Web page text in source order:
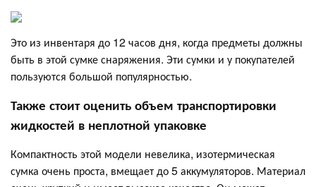
Это из инвентаря до 12 часов дня, когда предметы должны
быть в этой сумке снаряжения. Эти сумки и у покупателей
пользуются большой популярностью.
Также стоит оценить объем транспортировки
жидкостей в неплотной упаковке
Компактность этой модели невелика, изотермическая
сумка очень проста, вмещает до 5 аккумуляторов. Материал